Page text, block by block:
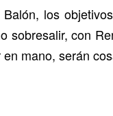
los
sobresalir, con
mano, serán